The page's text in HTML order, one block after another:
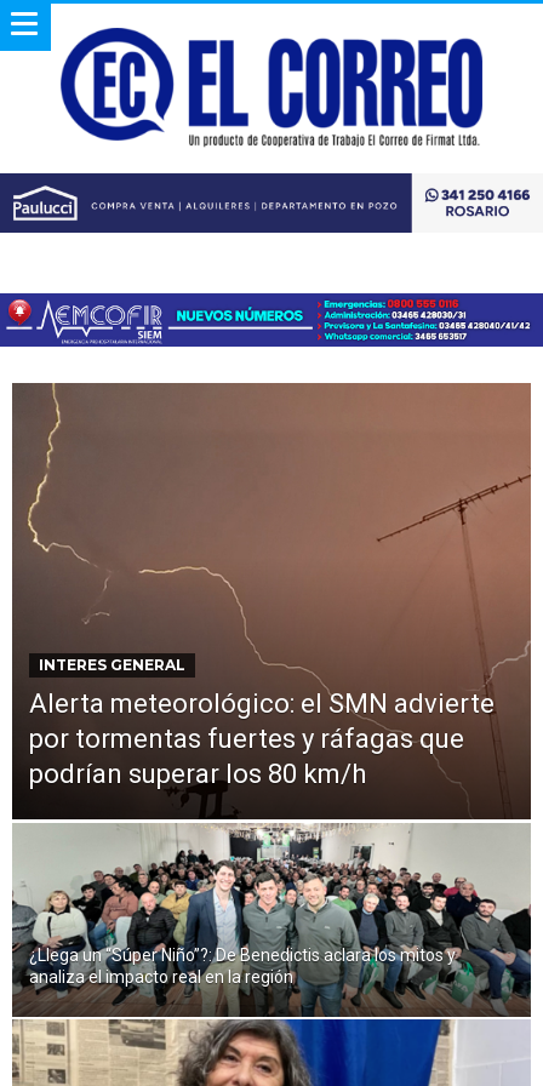
INTERES GENERAL
Alerta meteorológico: el SMN advierte
por tormentas fuertes y ráfagas que
podrían superar los 80 km/h
¿Llega un “Súper Niño”?: De Benedictis aclara los mitos y
analiza el impacto real en la región